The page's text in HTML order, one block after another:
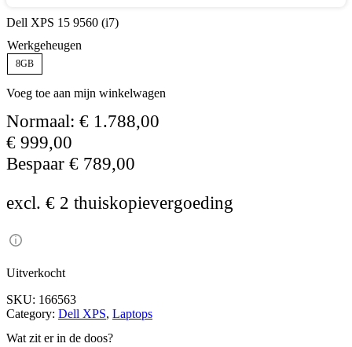
Dell XPS 15 9560 (i7)
Werkgeheugen
8GB
Voeg toe aan mijn winkelwagen
Normaal: € 1.788,00
€ 999,00
Bespaar € 789,00
excl. € 2 thuiskopievergoeding
Uitverkocht
SKU: 166563
Category: Dell XPS, Laptops
Wat zit er in de doos?